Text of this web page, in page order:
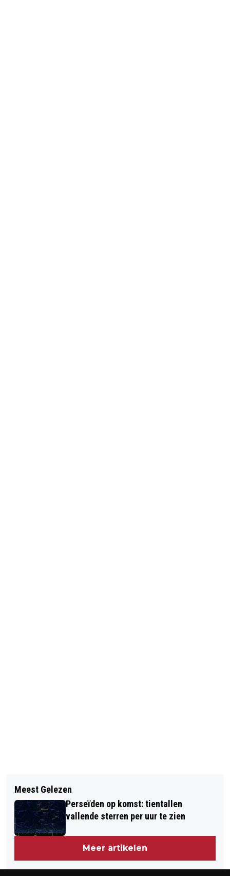
NEDERLAND ALS EERSTE VAN 27
LIDSTATEN NAAR STEMBUS VOOR
EUROPA
UNIEKE PRODUCTIE OVER
ROOSENDAAL DOOR TONGERLO
TONEEL
Meest Gelezen
Perseïden op komst: tientallen
vallende sterren per uur te zien
Meer artikelen